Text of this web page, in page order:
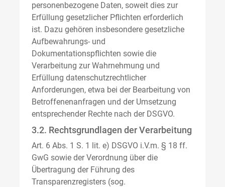
personenbezogene Daten, soweit dies zur
Erfüllung gesetzlicher Pflichten erforderlich
ist. Dazu gehören insbesondere gesetzliche
Aufbewahrungs- und
Dokumentationspflichten sowie die
Verarbeitung zur Wahrnehmung und
Erfüllung datenschutzrechtlicher
Anforderungen, etwa bei der Bearbeitung von
Betroffenenanfragen und der Umsetzung
entsprechender Rechte nach der DSGVO.
3.2. Rechtsgrundlagen der Verarbeitung
Art. 6 Abs. 1 S. 1 lit. e) DSGVO i.V.m. § 18 ff.
GwG sowie der Verordnung über die
Übertragung der Führung des
Transparenzregisters (sog.